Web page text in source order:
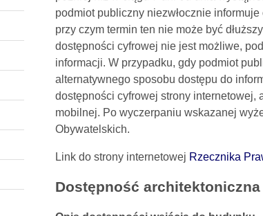
podmiot publiczny niezwłocznie
przy czym termin ten nie może być
dostępności cyfrowej nie jest możliwe,
informacji. W przypadku, gdy podmiot
alternatywnego sposobu dostępu do
dostępności cyfrowej strony
mobilnej. Po wyczerpaniu wskazanej
Obywatelskich.
Link do strony internetowej Rzecznika
Dostępność architektoniczna